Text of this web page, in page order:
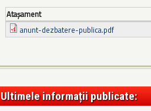
Ataşament
anunt-dezbatere-publica.pdf
Ultimele informații publicate: